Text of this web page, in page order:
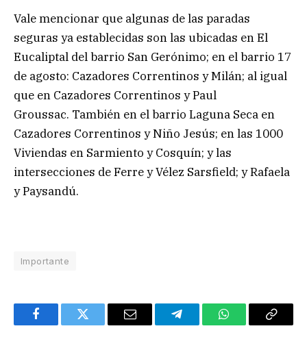
Vale mencionar que algunas de las paradas
seguras ya establecidas son las ubicadas en El
Eucaliptal del barrio San Gerónimo; en el barrio 17
de agosto: Cazadores Correntinos y Milán; al igual
que en Cazadores Correntinos y Paul
Groussac. También en el barrio Laguna Seca en
Cazadores Correntinos y Niño Jesús; en las 1000
Viviendas en Sarmiento y Cosquín; y las
intersecciones de Ferre y Vélez Sarsfield; y Rafaela
y Paysandú.
Importante
FacebookTwitter Email TelegramWhatsAppCopy